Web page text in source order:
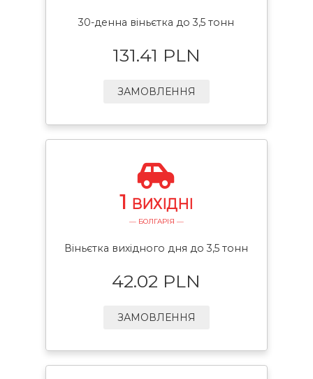
30-денна віньєтка до 3,5 тонн
131.41 PLN
ЗАМОВЛЕННЯ
1 ВИХІДНІ
— БОЛГАРІЯ —
Віньєтка вихідного дня до 3,5 тонн
42.02 PLN
ЗАМОВЛЕННЯ